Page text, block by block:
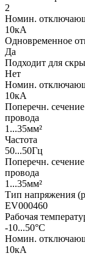
2
Номин.
10кА
Одновременное
Да
Подходит для
Нет
Номин.
10кА
Поперечн.
провода
1...35мм²
Частота
50...50Гц
Поперечн.
провода
1...35мм²
Тип напряжения
EV000460
Рабочая
-10...50°C
Номин.
10кА